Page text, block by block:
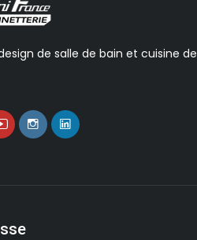
de salle de bain et cuisine de